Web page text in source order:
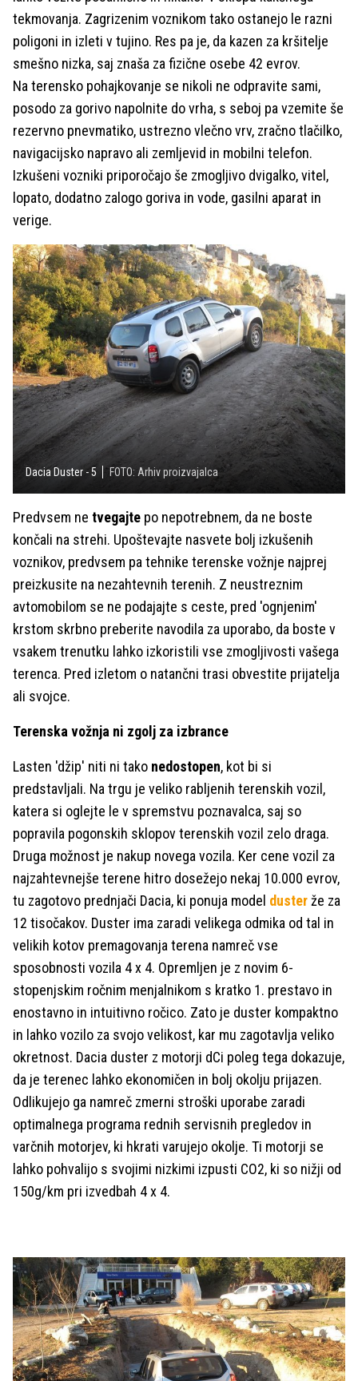
tekmovanja. Zagrizenim voznikom tako ostanejo le razni
poligoni in izleti v tujino. Res pa je, da kazen za kršitelje
smešno nizka, saj znaša za fizične osebe 42 evrov.
Na terensko pohajkovanje se nikoli ne odpravite sami,
posodo za gorivo napolnite do vrha, s seboj pa vzemite še
rezervno pnevmatiko, ustrezno vlečno vrv, zračno tlačilko,
navigacijsko napravo ali zemljevid in mobilni telefon.
Izkušeni vozniki priporočajo še zmogljivo dvigalko, vitel,
lopato, dodatno zalogo goriva in vode, gasilni aparat in
verige.
Dacia Duster - 5 FOTO: Arhiv proizvajalca
Predvsem ne tvegajte po nepotrebnem, da ne boste
končali na strehi. Upoštevajte nasvete bolj izkušenih
voznikov, predvsem pa tehnike terenske vožnje najprej
preizkusite na nezahtevnih terenih. Z neustreznim
avtomobilom se ne podajajte s ceste, pred 'ognjenim'
krstom skrbno preberite navodila za uporabo, da boste v
vsakem trenutku lahko izkoristili vse zmogljivosti vašega
terenca. Pred izletom o natančni trasi obvestite prijatelja
ali svojce.
Terenska vožnja ni zgolj za izbrance
Lasten 'džip' niti ni tako nedostopen, kot bi si
predstavljali. Na trgu je veliko rabljenih terenskih vozil,
katera si oglejte le v spremstvu poznavalca, saj so
popravila pogonskih sklopov terenskih vozil zelo draga.
Druga možnost je nakup novega vozila. Ker cene vozil za
najzahtevnejše terene hitro dosežejo nekaj 10.000 evrov,
tu zagotovo prednjači Dacia, ki ponuja model dusterže za
12 tisočakov. Duster ima zaradi velikega odmika od tal in
velikih kotov premagovanja terena namreč vse
sposobnosti vozila 4 x 4. Opremljen je z novim 6-
stopenjskim ročnim menjalnikom s kratko 1. prestavo in
enostavno in intuitivno ročico. Zato je duster kompaktno
in lahko vozilo za svojo velikost, kar mu zagotavlja veliko
okretnost. Dacia duster z motorji dCi poleg tega dokazuje,
da je terenec lahko ekonomičen in bolj okolju prijazen.
Odlikujejo ga namreč zmerni stroški uporabe zaradi
optimalnega programa rednih servisnih pregledov in
varčnih motorjev, ki hkrati varujejo okolje. Ti motorji se
lahko pohvalijo s svojimi nizkimi izpusti CO2, ki so nižji od
150g/km pri izvedbah 4 x 4.